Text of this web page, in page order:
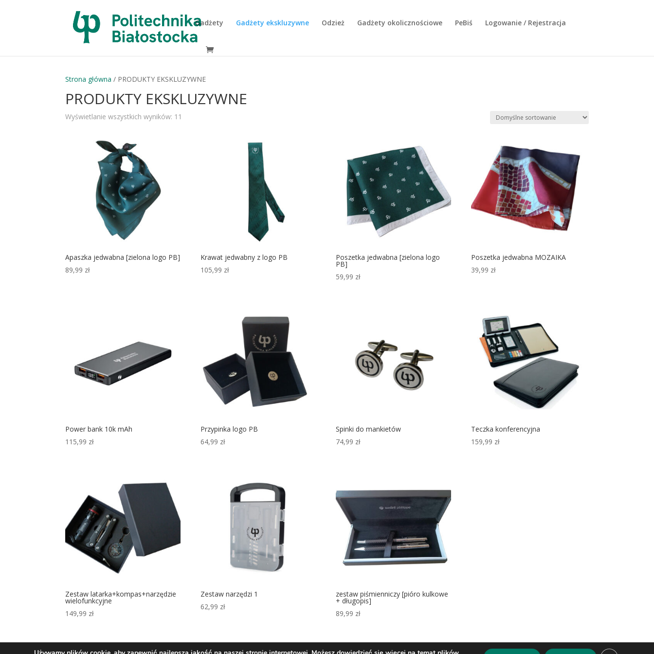
Gadżety Gadżety ekskluzywne Odzież Gadżety okolicznościowe PeBiś Logowanie / Rejestracja
Strona główna / PRODUKTY EKSKLUZYWNE
PRODUKTY EKSKLUZYWNE
Wyświetlanie wszystkich wyników: 11
Apaszka jedwabna [zielona logo PB]
89,99 zł
Krawat jedwabny z logo PB
105,99 zł
Poszetka jedwabna [zielona logo
PB]
59,99 zł
Poszetka jedwabna MOZAIKA
39,99 zł
Power bank 10k mAh
115,99 zł
Przypinka logo PB
64,99 zł
Spinki do mankietów
74,99 zł
Teczka konferencyjna
159,99 zł
Zestaw latarka+kompas+narzędzie
wielofunkcyjne
149,99 zł
Zestaw narzędzi 1
62,99 zł
zestaw piśmienniczy [pióro kulkowe
+ długopis]
89,99 zł